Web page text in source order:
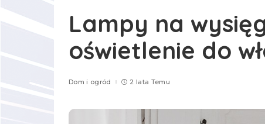
Lampy na
oświetlenie do
Dom i ogród 2 lata Temu